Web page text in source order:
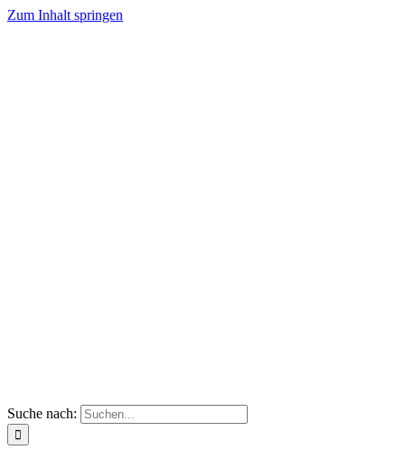
Zum Inhalt springen
Suche nach: